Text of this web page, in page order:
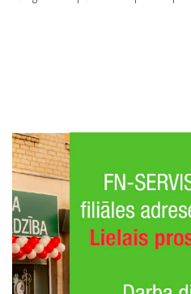
04.03.2026
Kā sagatavoties plūdu riskam pavasarī: